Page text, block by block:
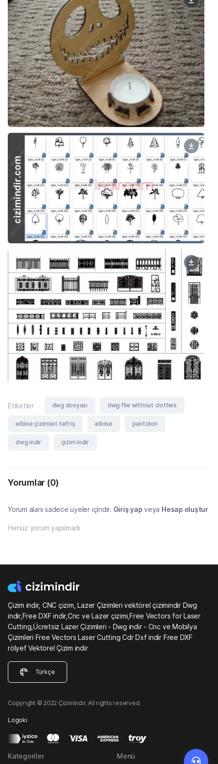
Etiketler dwg dosyası dwg file without clothes
elbise çizimleri tefriş elbise pantolon
dwg indir çizim indir
Yorumlar (0)
Yorum alanı sadece üyeler içindir. Giriş yap veya Hesap oluştur
Henüz yorum yapılmadı
Çizim indir, CNC çizim, Lazer Çizimleri vektörel çizimindir Dwg
indir,Free DXF indir,Cnc ve Lazer çizimi,Free Vectors for Laser
Cutting,Ücretsiz Lazer Çizimleri - Dwg indir - Cnc ve Mobilya
Çizimleri Free Vectors Laser Cutting Cdr Dxf indir Free DXF
rölyef Vektörel Çizim indir
Türkçe
Copyright © 2022 Çizimindir. All rights reserved.
Logoki
Kategoriler Menü